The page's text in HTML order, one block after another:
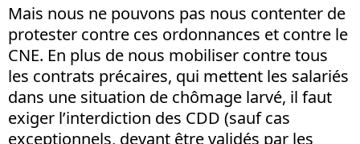
Mais nous ne pouvons pas nous contenter de
protester contre ces ordonnances et contre le
CNE. En plus de nous mobiliser contre tous
les contrats précaires, qui mettent les salariés
dans une situation de chômage larvé, il faut
exiger l’interdiction des CDD (sauf cas
exceptionnels, devant être validés par les